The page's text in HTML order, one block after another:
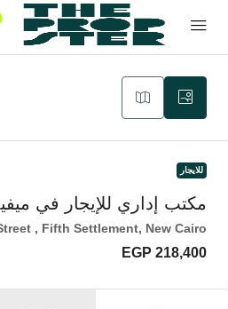
للايجار
مكتب إداري للإيجار في
Street , Fifth Settlement, New Cairo
EGP 218,400